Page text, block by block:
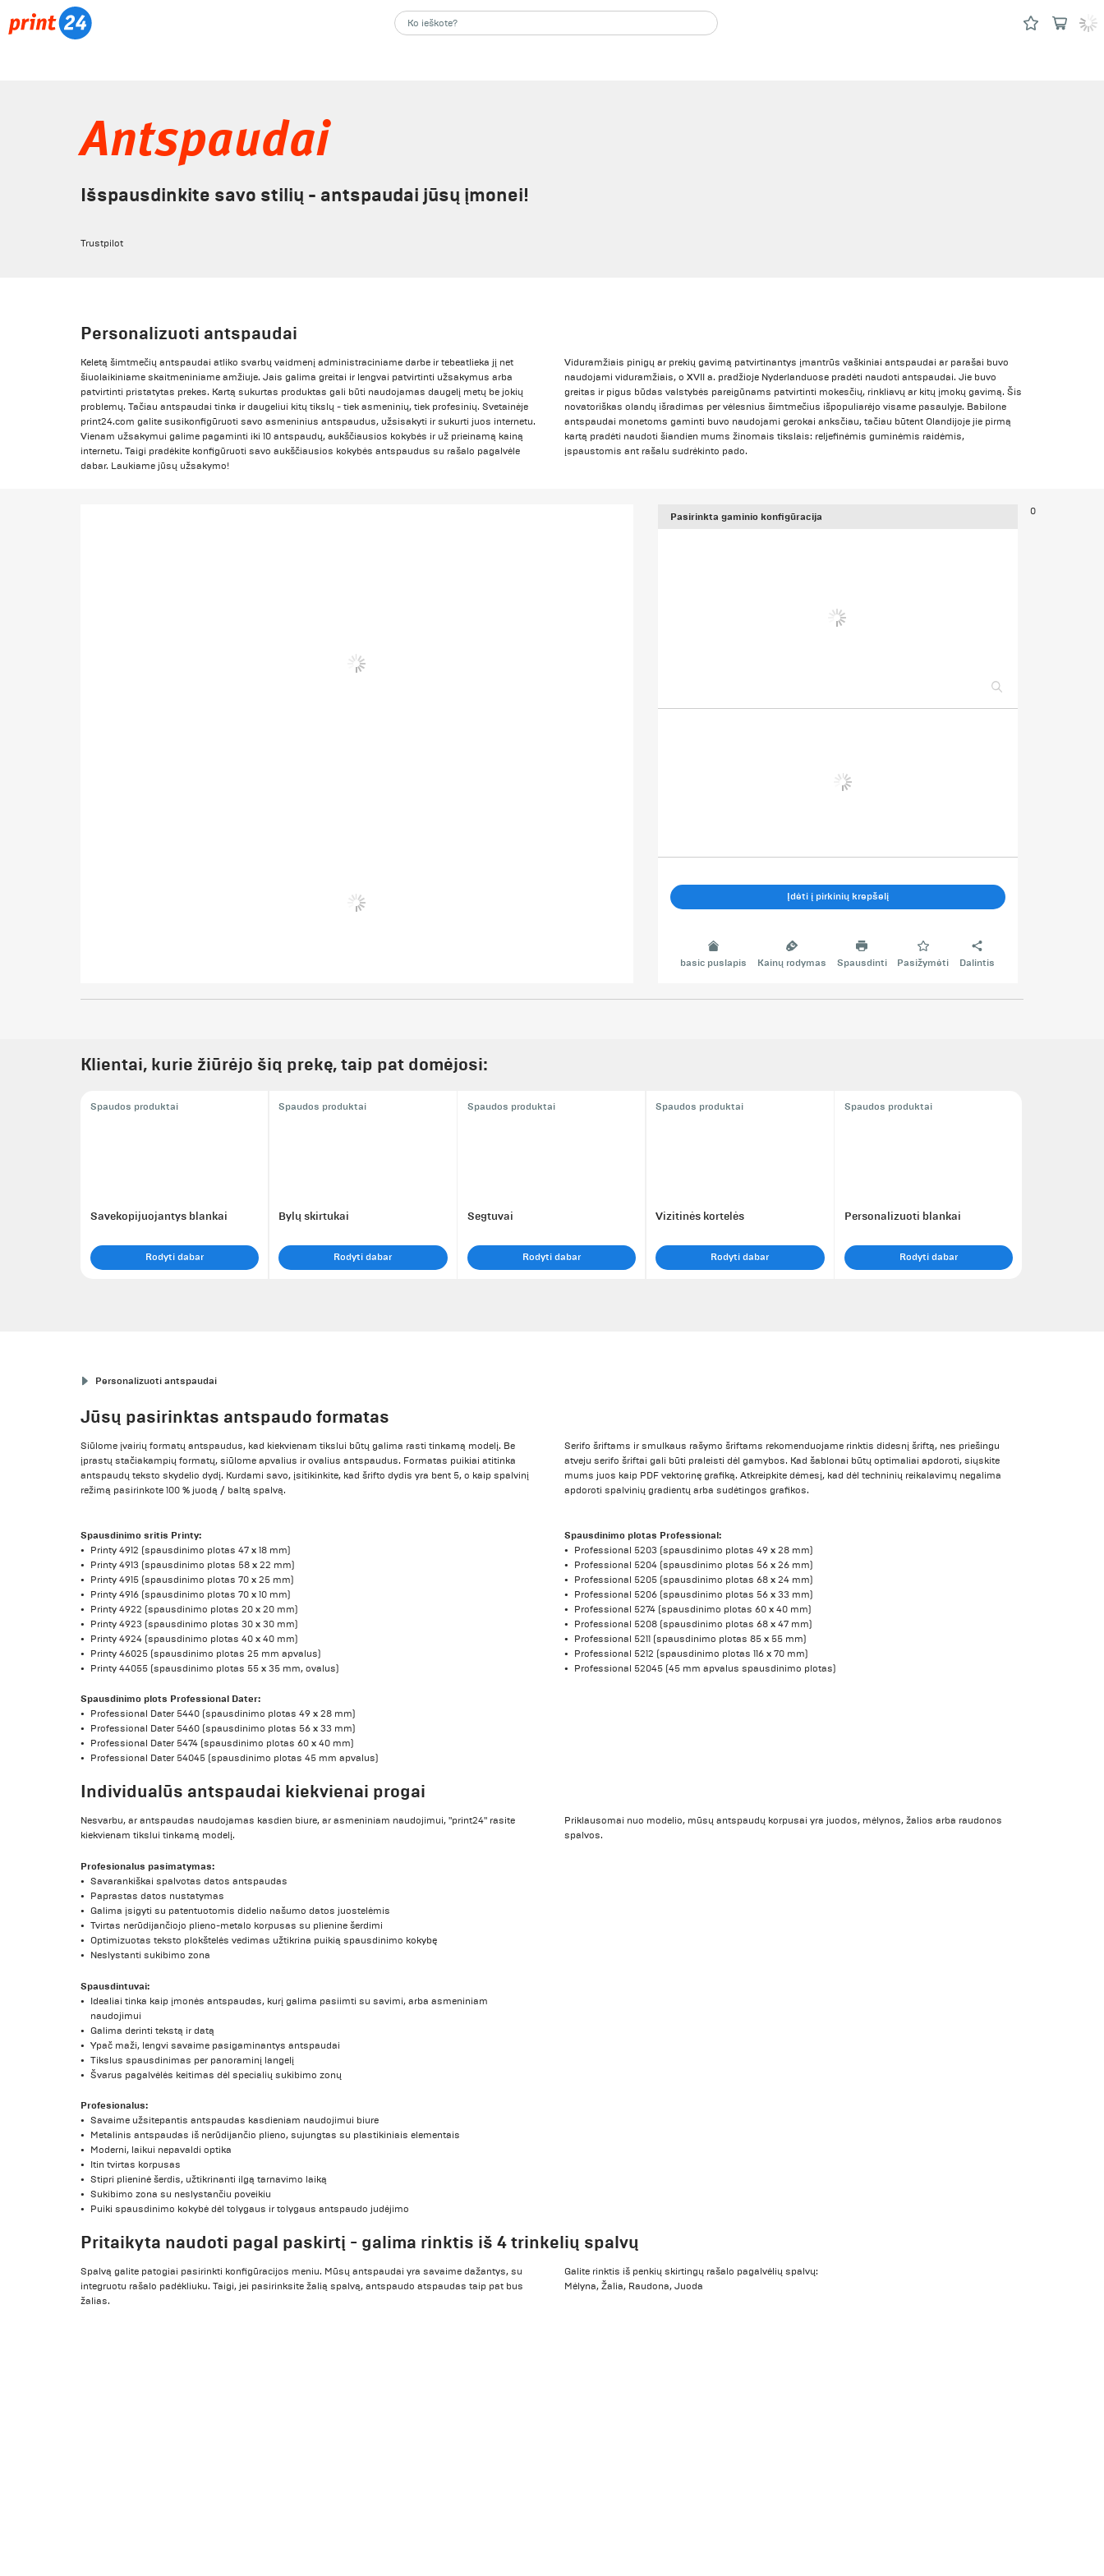
Antspaudai
Išspausdinkite savo stilių - antspaudai jūsų įmonei!
Trustpilot
Personalizuoti antspaudai
Keletą šimtmečių antspaudai atliko svarbų vaidmenį administraciniame darbe ir tebeatlieka jį net
šiuolaikiniame skaitmeniniame amžiuje. Jais galima greitai ir lengvai patvirtinti užsakymus arba
patvirtinti pristatytas prekes. Kartą sukurtas produktas gali būti naudojamas daugelį metų be jokių
problemų. Tačiau antspaudai tinka ir daugeliui kitų tikslų - tiek asmeninių, tiek profesinių. Svetainėje
print24.com galite susikonfigūruoti savo asmeninius antspaudus, užsisakyti ir sukurti juos internetu.
Vienam užsakymui galime pagaminti iki 10 antspaudų, aukščiausios kokybės ir už prieinamą kainą
internetu. Taigi pradėkite konfigūruoti savo aukščiausios kokybės antspaudus su rašalo pagalvėle
dabar. Laukiame jūsų užsakymo!
Viduramžiais pinigų ar prekių gavimą patvirtinantys įmantrūs vaškiniai antspaudai ar parašai buvo
naudojami viduramžiais, o XVII a. pradžioje Nyderlanduose pradėti naudoti antspaudai. Jie buvo
greitas ir pigus būdas valstybės pareigūnams patvirtinti mokesčių, rinkliavų ar kitų įmokų gavimą. Šis
novatoriškas olandų išradimas per vėlesnius šimtmečius išpopuliarėjo visame pasaulyje. Babilone
antspaudai monetoms gaminti buvo naudojami gerokai anksčiau, tačiau būtent Olandijoje jie pirmą
kartą pradėti naudoti šiandien mums žinomais tikslais: reljefinėmis guminėmis raidėmis,
įspaustomis ant rašalu sudrėkinto pado.
Pasirinkta gaminio konfigūracija
Įdėti į pirkinių krepšelį
basic puslapis Kainų rodymas Spausdinti Pasižymėti Dalintis
0
Klientai, kurie žiūrėjo šią prekę, taip pat domėjosi:
Spaudos produktai
Savekopijuojantys blankai
Rodyti dabar
Spaudos produktai
Bylų skirtukai
Rodyti dabar
Spaudos produktai
Segtuvai
Rodyti dabar
Spaudos produktai
Vizitinės kortelės
Rodyti dabar
Spaudos produktai
Personalizuoti blankai
Rodyti dabar
Personalizuoti antspaudai
Jūsų pasirinktas antspaudo formatas
Siūlome įvairių formatų antspaudus, kad kiekvienam tikslui būtų galima rasti tinkamą modelį. Be
įprastų stačiakampių formatų, siūlome apvalius ir ovalius antspaudus. Formatas puikiai atitinka
antspaudų teksto skydelio dydį. Kurdami savo, įsitikinkite, kad šrifto dydis yra bent 5, o kaip spalvinį
režimą pasirinkote 100 % juodą / baltą spalvą.
Serifo šriftams ir smulkaus rašymo šriftams rekomenduojame rinktis didesnį šriftą, nes priešingu
atveju serifo šriftai gali būti praleisti dėl gamybos. Kad šablonai būtų optimaliai apdoroti, siųskite
mums juos kaip PDF vektorinę grafiką. Atkreipkite dėmesį, kad dėl techninių reikalavimų negalima
apdoroti spalvinių gradientų arba sudėtingos grafikos.
Spausdinimo sritis Printy:
Printy 4912 (spausdinimo plotas 47 x 18 mm)
Printy 4913 (spausdinimo plotas 58 x 22 mm)
Printy 4915 (spausdinimo plotas 70 x 25 mm)
Printy 4916 (spausdinimo plotas 70 x 10 mm)
Printy 4922 (spausdinimo plotas 20 x 20 mm)
Printy 4923 (spausdinimo plotas 30 x 30 mm)
Printy 4924 (spausdinimo plotas 40 x 40 mm)
Printy 46025 (spausdinimo plotas 25 mm apvalus)
Printy 44055 (spausdinimo plotas 55 x 35 mm, ovalus)
Spausdinimo plots Professional Dater:
Professional Dater 5440 (spausdinimo plotas 49 x 28 mm)
Professional Dater 5460 (spausdinimo plotas 56 x 33 mm)
Professional Dater 5474 (spausdinimo plotas 60 x 40 mm)
Professional Dater 54045 (spausdinimo plotas 45 mm apvalus)
Spausdinimo plotas Professional:
Professional 5203 (spausdinimo plotas 49 x 28 mm)
Professional 5204 (spausdinimo plotas 56 x 26 mm)
Professional 5205 (spausdinimo plotas 68 x 24 mm)
Professional 5206 (spausdinimo plotas 56 x 33 mm)
Professional 5274 (spausdinimo plotas 60 x 40 mm)
Professional 5208 (spausdinimo plotas 68 x 47 mm)
Professional 5211 (spausdinimo plotas 85 x 55 mm)
Professional 5212 (spausdinimo plotas 116 x 70 mm)
Professional 52045 (45 mm apvalus spausdinimo plotas)
Individualūs antspaudai kiekvienai progai
Nesvarbu, ar antspaudas naudojamas kasdien biure, ar asmeniniam naudojimui, "print24" rasite
kiekvienam tikslui tinkamą modelį.
Priklausomai nuo modelio, mūsų antspaudų korpusai yra juodos, mėlynos, žalios arba raudonos
spalvos.
Profesionalus pasimatymas:
Savarankiškai spalvotas datos antspaudas
Paprastas datos nustatymas
Galima įsigyti su patentuotomis didelio našumo datos juostelėmis
Tvirtas nerūdijančiojo plieno-metalo korpusas su plienine šerdimi
Optimizuotas teksto plokštelės vedimas užtikrina puikią spausdinimo kokybę
Neslystanti sukibimo zona
Spausdintuvai:
Idealiai tinka kaip įmonės antspaudas, kurį galima pasiimti su savimi, arba asmeniniam
naudojimui
Galima derinti tekstą ir datą
Ypač maži, lengvi savaime pasigaminantys antspaudai
Tikslus spausdinimas per panoraminį langelį
Švarus pagalvėlės keitimas dėl specialių sukibimo zonų
Profesionalus:
Savaime užsitepantis antspaudas kasdieniam naudojimui biure
Metalinis antspaudas iš nerūdijančio plieno, sujungtas su plastikiniais elementais
Moderni, laikui nepavaldi optika
Itin tvirtas korpusas
Stipri plieninė šerdis, užtikrinanti ilgą tarnavimo laiką
Sukibimo zona su neslystančiu poveikiu
Puiki spausdinimo kokybė dėl tolygaus ir tolygaus antspaudo judėjimo
Pritaikyta naudoti pagal paskirtį - galima rinktis iš 4 trinkelių spalvų
Spalvą galite patogiai pasirinkti konfigūracijos meniu. Mūsų antspaudai yra savaime dažantys, su
integruotu rašalo padėkliuku. Taigi, jei pasirinksite žalią spalvą, antspaudo atspaudas taip pat bus
žalias.
Galite rinktis iš penkių skirtingų rašalo pagalvėlių spalvų:
Mėlyna, Žalia, Raudona, Juoda